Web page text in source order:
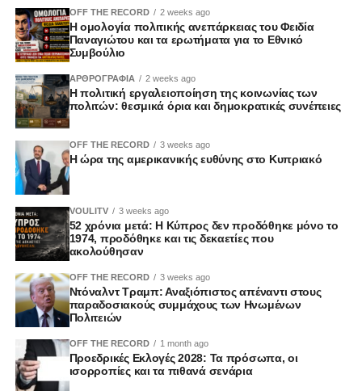
OFF THE RECORD 2 weeks ago
Η ομολογία πολιτικής ανεπάρκειας του Φειδία
Παναγιώτου και τα ερωτήματα για το Εθνικό
Συμβούλιο
ΑΡΘΡΟΓΡΑΦΙΑ 2 weeks ago
Η πολιτική εργαλειοποίηση της κοινωνίας των
πολιτών: θεσμικά όρια και δημοκρατικές συνέπειες
OFF THE RECORD 3 weeks ago
Η ώρα της αμερικανικής ευθύνης στο Κυπριακό
VOULITV 3 weeks ago
52 χρόνια μετά: Η Κύπρος δεν προδόθηκε μόνο το
1974, προδόθηκε και τις δεκαετίες που
ακολούθησαν
OFF THE RECORD 3 weeks ago
Ντόναλντ Τραμπ: Αναξιόπιστος απέναντι στους
παραδοσιακούς συμμάχους των Ηνωμένων
Πολιτειών
OFF THE RECORD 1 month ago
Προεδρικές Εκλογές 2028: Τα πρόσωπα, οι
ισορροπίες και τα πιθανά σενάρια